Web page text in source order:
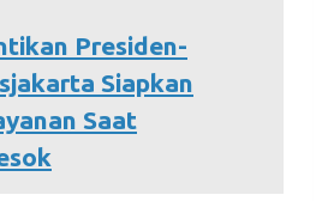
Presiden-
Siapkan
Saat